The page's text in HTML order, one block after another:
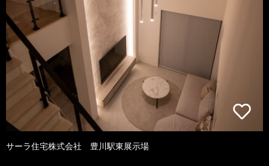
サーラ住宅株式会社 豊川駅東展示場